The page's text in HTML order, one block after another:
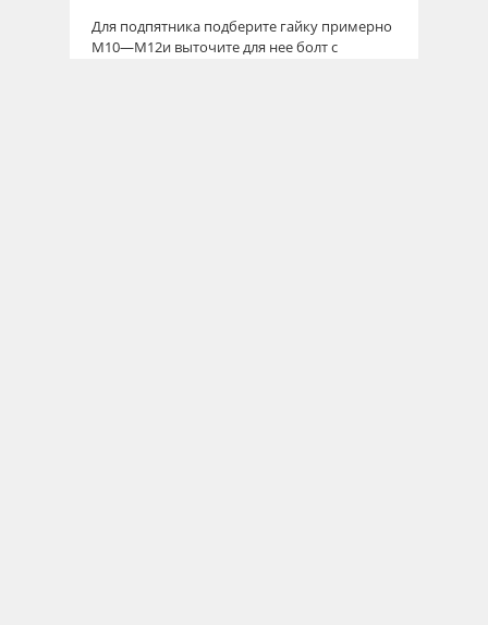
Для подпятника подберите гайку примерно
М10—М12и выточите для нее болт с